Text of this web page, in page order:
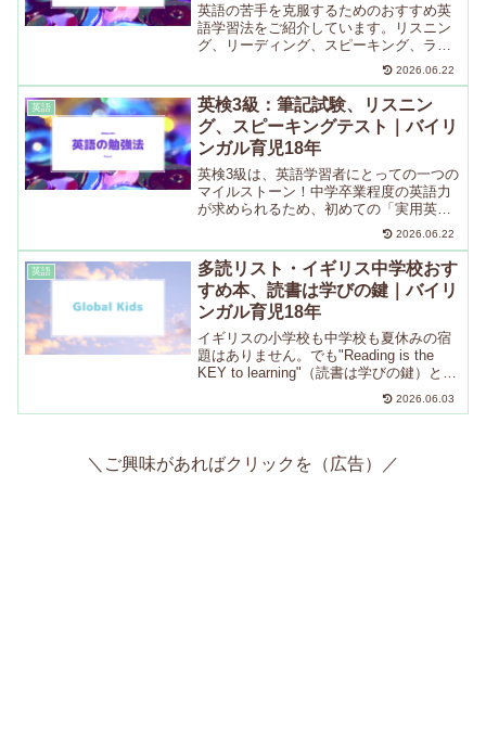
英語の苦手を克服するためのおすすめ英
語学習法をご紹介しています。リスニン
グ、リーディング、スピーキング、ライ
ティング、それぞれに対応するために私
自身もこれまで実践していた英語の勉強
法をご紹介しています。何かヒントにな
るようなことがあればとても嬉しいで
す。
2026.06.22
英語
英検3級：筆記試験、リスニン
グ、スピーキングテスト｜バイリ
ンガル育児18年
英検3級は、英語学習者にとっての一つの
マイルストーン！中学卒業程度の英語力
が求められるため、初めての「実用英語
検定」として受験する方も多い級です。3
級からはスピーキングテスト（二次試
験）が加わるため、対策の幅もぐっと広
がります。この記事では...
2026.06.22
英語
多読リスト・イギリス中学校おす
すめ本、読書は学びの鍵｜バイリ
ンガル育児18年
イギリスの小学校も中学校も夏休みの宿
題はありません。でも"Reading is the
KEY to learning"（読書は学びの鍵）とい
うことで、以前、夏休みの読書におすす
めの一覧が娘の中学校で配られたので、
2026.06.03
＼ご興味があればクリックを（広告）／